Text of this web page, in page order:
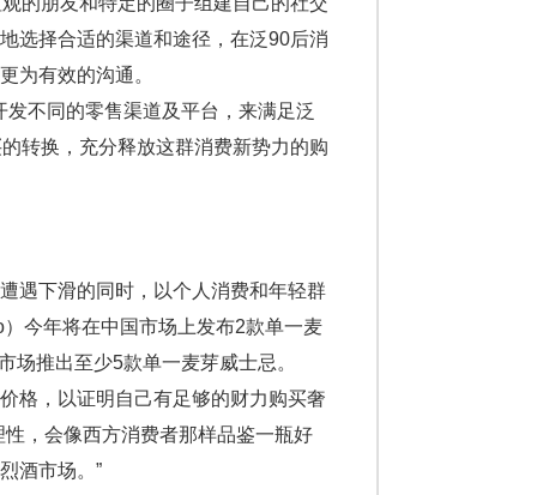
选择合适的渠道和途径，在泛90后消
为有效的沟通。
不同的零售渠道及平台，来满足泛
转换，充分释放这群消费新势力的购
下滑的同时，以个人消费和年轻群
今年将在中国市场上发布2款单一麦
场推出至少5款单一麦芽威士忌。
，以证明自己有足够的财力购买奢
，会像西方消费者那样品鉴一瓶好
酒市场。”